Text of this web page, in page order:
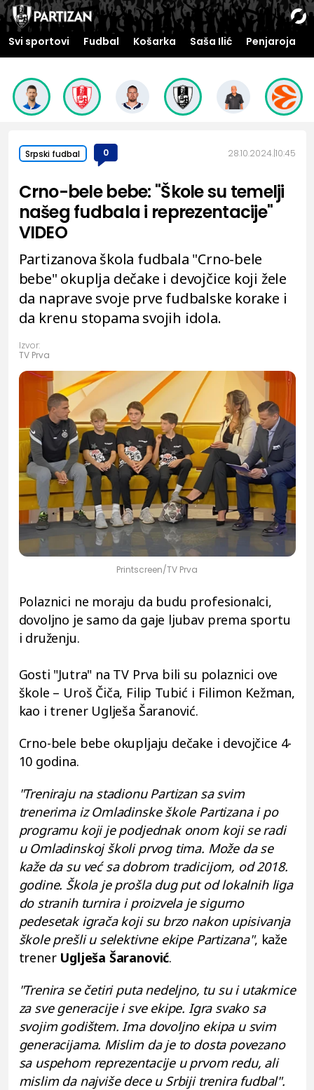
Svi sportovi Fudbal Košarka Saša Ilić Penjaroja
Srpski fudbal 0 28.10.2024. 10:45
Crno-bele bebe: "Škole su temelji
našeg fudbala i reprezentacije"
VIDEO
Partizanova škola fudbala "Crno-bele
bebe" okuplja dečake i devojčice koji žele
da naprave svoje prve fudbalske korake i
da krenu stopama svojih idola.
Izvor:
TV Prva
Printscreen/TV Prva
Polaznici ne moraju da budu profesionalci,
dovoljno je samo da gaje ljubav prema sportu
i druženju.
Gosti "Jutra" na TV Prva bili su polaznici ove
škole – Uroš Čiča, Filip Tubić i Filimon Kežman,
kao i trener Uglješa Šaranović.
Crno-bele bebe okupljaju dečake i devojčice 4-
10 godina.
"Treniraju na stadionu Partizan sa svim
trenerima iz Omladinske škole Partizana i po
programu koji je podjednak onom koji se radi
u Omladinskoj školi prvog tima. Može da se
kaže da su već sa dobrom tradicijom, od 2018.
godine. Škola je prošla dug put od lokalnih liga
do stranih turnira i proizvela je sigurno
pedesetak igrača koji su brzo nakon upisivanja
škole prešli u selektivne ekipe Partizana", kaže
trener Uglješa Šaranović.
"Trenira se četiri puta nedeljno, tu su i utakmice
za sve generacije i sve ekipe. Igra svako sa
svojim godištem. Ima dovoljno ekipa u svim
generacijama. Mislim da je to dosta povezano
sa uspehom reprezentacije u prvom redu, ali
mislim da najviše dece u Srbiji trenira fudbal".